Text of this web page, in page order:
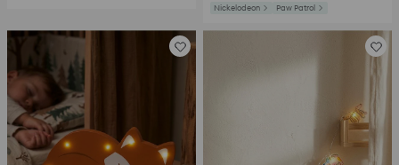
Nickelodeon Paw Patrol